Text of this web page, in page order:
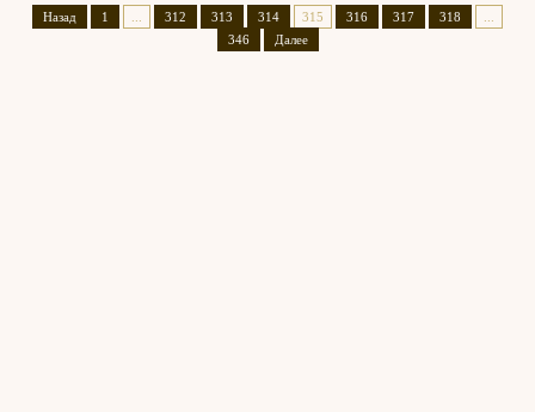
Назад 1 312 313 314 315 316 317 318
346
Далее